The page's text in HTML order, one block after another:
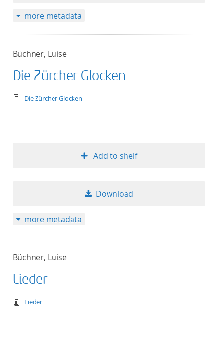
more metadata
Büchner, Luise
Die Zürcher Glocken
text/tg.edition+tg.aggregation+xml
Die Zürcher Glocken
Add to shelf
Download
more metadata
Büchner, Luise
Lieder
text/tg.edition+tg.aggregation+xml
Lieder